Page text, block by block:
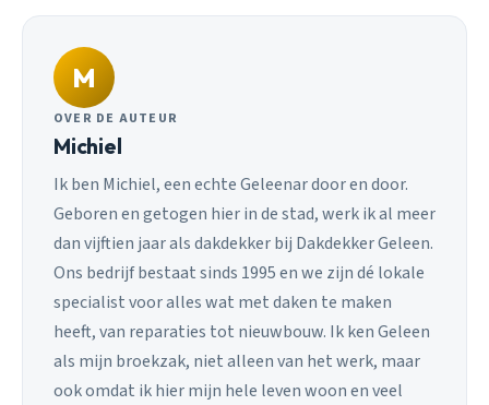
M
OVER DE AUTEUR
Michiel
Ik ben Michiel, een echte Geleenar door en door.
Geboren en getogen hier in de stad, werk ik al meer
dan vijftien jaar als dakdekker bij Dakdekker Geleen.
Ons bedrijf bestaat sinds 1995 en we zijn dé lokale
specialist voor alles wat met daken te maken
heeft, van reparaties tot nieuwbouw. Ik ken Geleen
als mijn broekzak, niet alleen van het werk, maar
ook omdat ik hier mijn hele leven woon en veel